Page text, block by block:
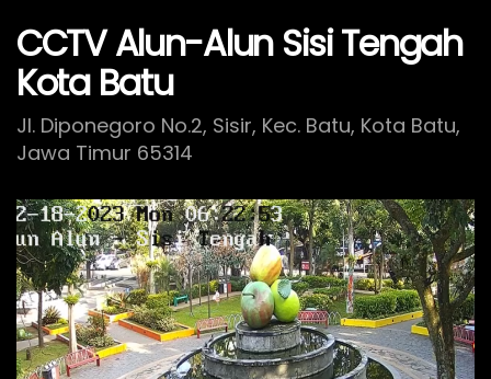
CCTV Alun-Alun Sisi Tengah
Kota Batu
Jl. Diponegoro No.2, Sisir, Kec. Batu, Kota Batu,
Jawa Timur 65314